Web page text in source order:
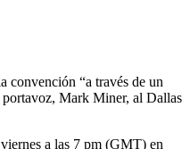
convención “a través de un
Mark Miner, al Dallas
a las 7 pm (GMT) en